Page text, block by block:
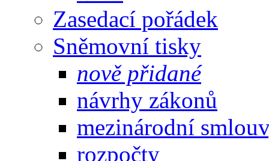
Zasedací pořádek
Sněmovní tisky
nově přidané
návrhy zákonů
mezinárodní
rozpočty